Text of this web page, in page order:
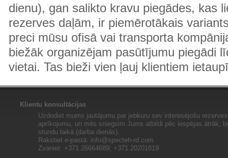
dienu), gan salikto kravu piegādes, kas
rezerves daļām, ir piemērotākais
preci mūsu ofisā vai transporta
biežāk organizējam pasūtījumu piegādi
vietai. Tas bieži vien ļauj klientiem
Klientu konsultācijas
Uzdodiet mums jautājumu par jebkuru sev interesējošu
aprīkojumu, un mēs sniegsim Jums atbildi pēc iespējas ātrāk,
stundu laikā (darba dienās).
Rakstiet e-pastā: info@specteh-rd.com
Zvaniet: +371 26664689; +371 20201819